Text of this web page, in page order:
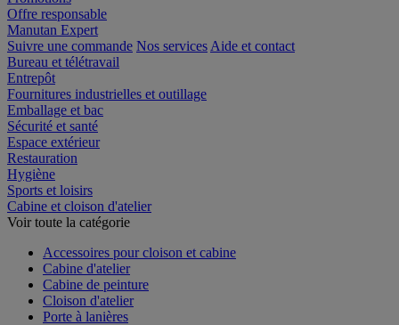
Offre responsable
Manutan Expert
Suivre une commande Nos services Aide et contact
Bureau et télétravail
Entrepôt
Fournitures industrielles et outillage
Emballage et bac
Sécurité et santé
Espace extérieur
Restauration
Hygiène
Sports et loisirs
Cabine et cloison d'atelier
Voir toute la catégorie
Accessoires pour cloison et cabine
Cabine d'atelier
Cabine de peinture
Cloison d'atelier
Porte à lanières